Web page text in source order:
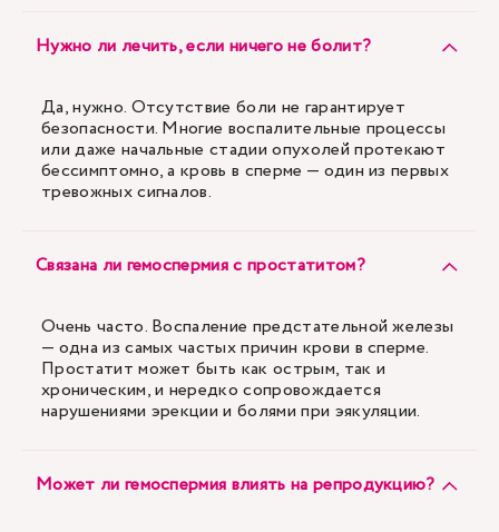
Нужно ли лечить, если ничего не болит?
Да, нужно. Отсутствие боли не гарантирует
безопасности. Многие воспалительные процессы
или даже начальные стадии опухолей протекают
бессимптомно, а кровь в сперме — один из первых
тревожных сигналов.
Связана ли гемоспермия с простатитом?
Очень часто. Воспаление предстательной железы
— одна из самых частых причин крови в сперме.
Простатит может быть как острым, так и
хроническим, и нередко сопровождается
нарушениями эрекции и болями при эякуляции.
Может ли гемоспермия влиять на репродукцию?